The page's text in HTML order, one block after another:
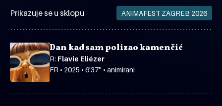
Prikazuje se u sklopu ANIMAFEST ZAGREB 2026
Dan kad sam polizao kamenčić
R: Flavie Eliézer
FR • 2025 • 6'37'' • animirani